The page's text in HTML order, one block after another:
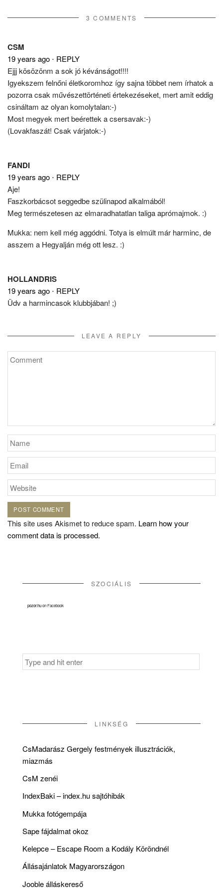
3 COMMENTS
CSM
19 years ago ⋅ REPLY
Ejjj kösözönm a sok jó kévánságot!!!!
Igyekszem felnőni életkoromhoz így sajna többet nem írhatok a
pozorra csak művészettörténeti értekezéseket, mert amit eddig
csináltam az olyan komolytalan:-)
Most megyek mert beérettek a csersavak:-)
(Lovakfaszát! Csak várjatok:-)
FANDI
19 years ago ⋅ REPLY
Aje!
Faszkorbácsot seggedbe szülinapod alkalmából!
Meg természetesen az elmaradhatatlan taliga aprómajmok. :)
Mukka: nem kell még aggódni. Totya is elmúlt már harminc, de
asszem a Hegyalján még ott lesz. :)
HOLLANDRIS
19 years ago ⋅ REPLY
Üdv a harmincasok klubbjában! ;)
LEAVE A REPLY
This site uses Akismet to reduce spam. Learn how your
comment data is processed.
SZOCIÁLIS
pozor.huon Facebook
Search
for:
LINKSÉG
CsMadarász Gergely festmények illusztrációk,
miazmás
CsM zenéi
IndexBaki – index.hu sajtóhibák
Mukka fotógempája
Sape fájdalmat okoz
Kelepce – Escape Room a Kodály Köröndnél
Állásajánlatok Magyarországon
Jooble álláskereső